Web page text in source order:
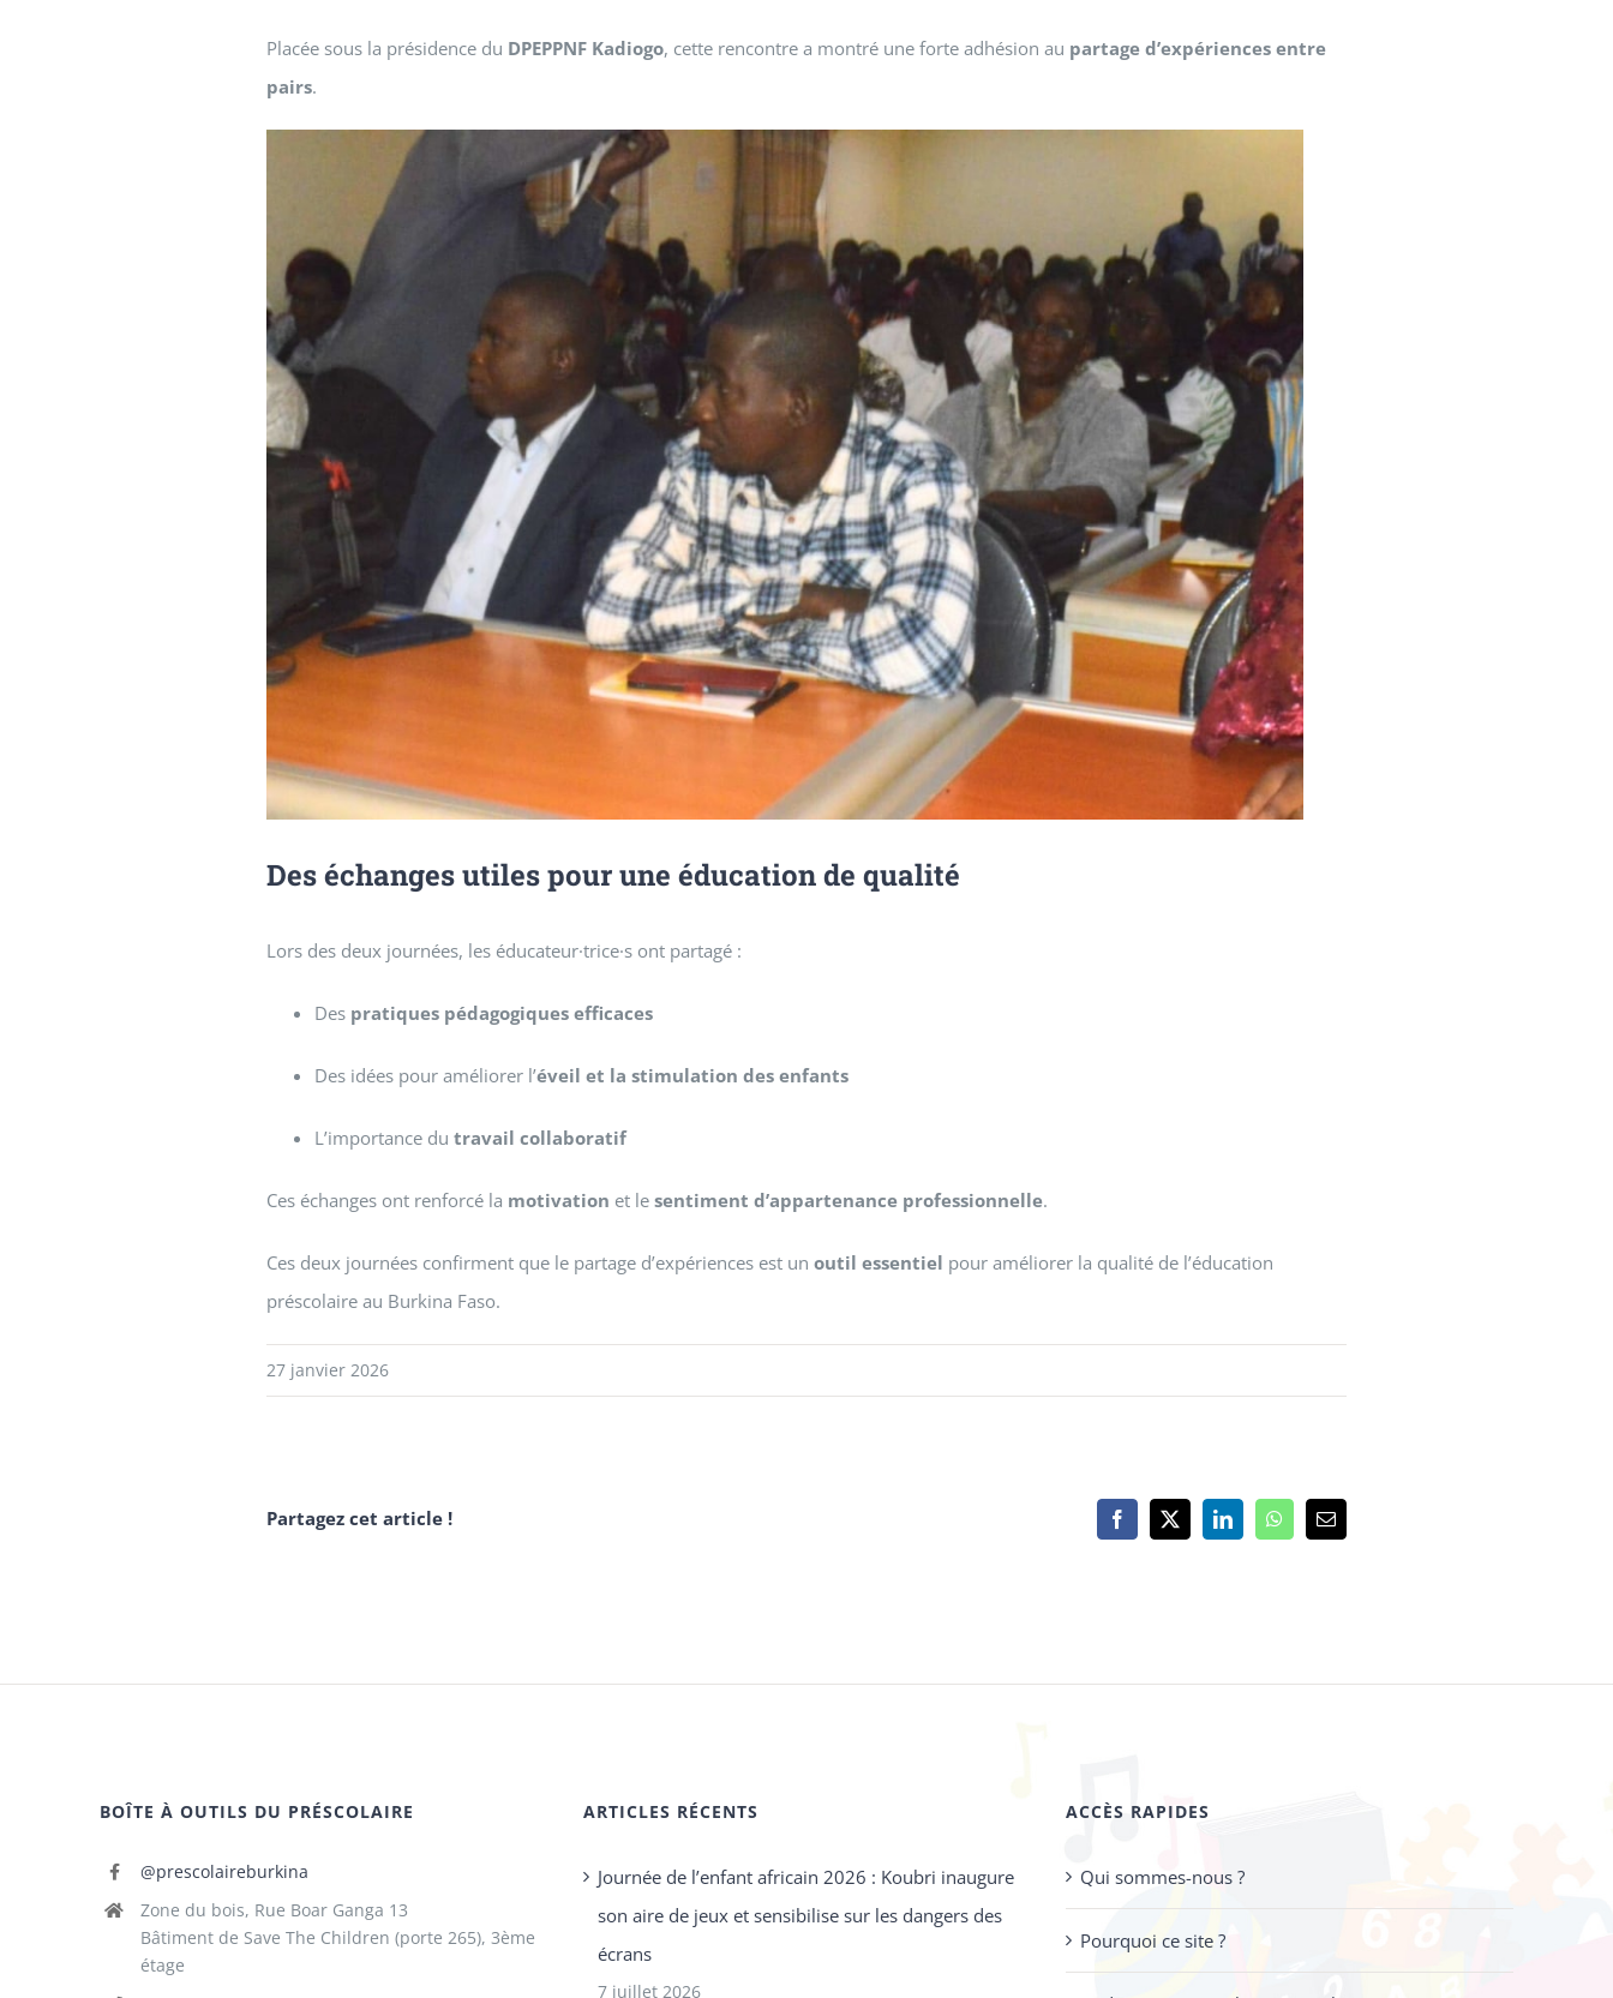
Placée sous la présidence du DPEPPNF Kadiogo, cette rencontre a montré une forte adhésion au partage d’expériences entre
pairs.
Des échanges utiles pour une éducation de qualité
Lors des deux journées, les éducateur·trice·s ont partagé :
Des pratiques pédagogiques efficaces
Des idées pour améliorer l’éveil et la stimulation des enfants
L’importance du travail collaboratif
Ces échanges ont renforcé la motivation et le sentiment d’appartenance professionnelle.
Ces deux journées confirment que le partage d’expériences est un outil essentiel pour améliorer la qualité de l’éducation
préscolaire au Burkina Faso.
27 janvier 2026
Partagez cet article ! Facebook
X LinkedInWhatsApp
Email
BOÎTE À OUTILS DU PRÉSCOLAIRE
@prescolaireburkina
Zone du bois, Rue Boar Ganga 13
Bâtiment de Save The Children (porte 265), 3ème
étage
ARTICLES RÉCENTS
Journée de l’enfant africain 2026 : Koubri inaugure
son aire de jeux et sensibilise sur les dangers des
écrans
7 juillet 2026
ACCÈS RAPIDES
Qui sommes-nous ?
Pourquoi ce site ?